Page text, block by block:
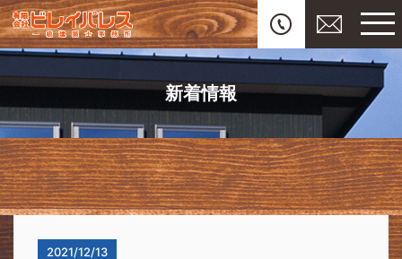
新着情報
2021/12/13